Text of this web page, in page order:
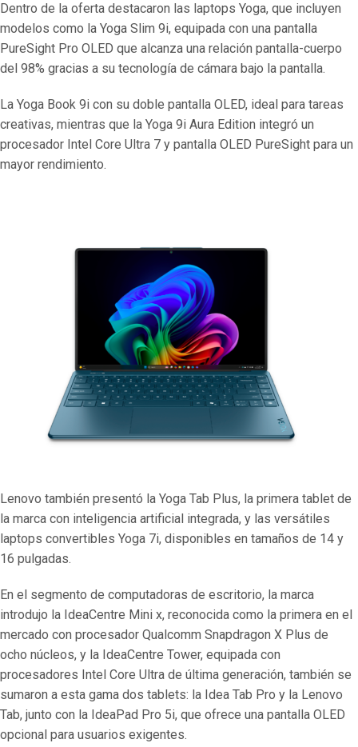
Dentro de la oferta destacaron las laptops Yoga, que incluyen
modelos como la Yoga Slim 9i, equipada con una pantalla
PureSight Pro OLED que alcanza una relación pantalla-cuerpo
del 98% gracias a su tecnología de cámara bajo la pantalla.
La Yoga Book 9i con su doble pantalla OLED, ideal para tareas
creativas, mientras que la Yoga 9i Aura Edition integró un
procesador Intel Core Ultra 7 y pantalla OLED PureSight para un
mayor rendimiento.
Lenovo también presentó la Yoga Tab Plus, la primera tablet de
la marca con inteligencia artificial integrada, y las versátiles
laptops convertibles Yoga 7i, disponibles en tamaños de 14 y
16 pulgadas.
En el segmento de computadoras de escritorio, la marca
introdujo la IdeaCentre Mini x, reconocida como la primera en el
mercado con procesador Qualcomm Snapdragon X Plus de
ocho núcleos, y la IdeaCentre Tower, equipada con
procesadores Intel Core Ultra de última generación, también se
sumaron a esta gama dos tablets: la Idea Tab Pro y la Lenovo
Tab, junto con la IdeaPad Pro 5i, que ofrece una pantalla OLED
opcional para usuarios exigentes.